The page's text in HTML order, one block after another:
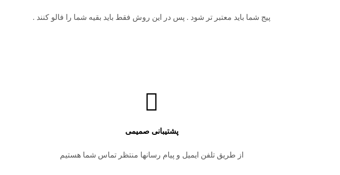
پیج شما باید معتبر تر شود . پس در این روش فقط باید بقیه شما را فالو کنند .
پشتیبانی صمیمی
از طریق تلفن ایمیل و پیام رسانها منتظر تماس شما هستیم